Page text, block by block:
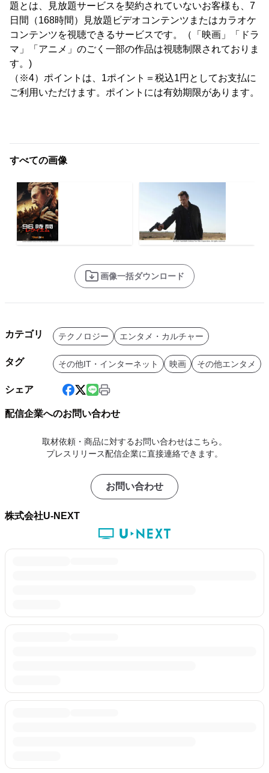
題とは、見放題サービスを契約されていないお客様も、7
日間（168時間）見放題ビデオコンテンツまたはカラオケ
コンテンツを視聴できるサービスです。（「映画」「ドラ
マ」「アニメ」のごく一部の作品は視聴制限されておりま
す。)
（※4）ポイントは、1ポイント＝税込1円としてお支払に
ご利用いただけます。ポイントには有効期限があります。
すべての画像
画像一括ダウンロード
カテゴリ テクノロジー エンタメ・カルチャー
タグ その他IT・インターネット 映画 その他エンタメ
シェア
配信企業へのお問い合わせ
取材依頼・商品に対するお問い合わせはこちら。
プレスリリース配信企業に直接連絡できます。
お問い合わせ
株式会社U-NEXT